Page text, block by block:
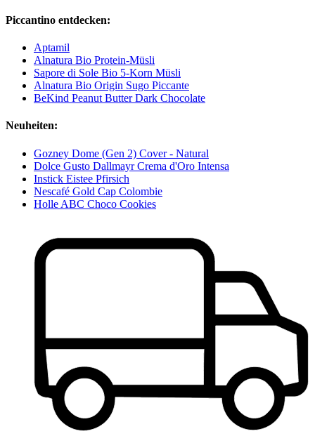
Piccantino entdecken:
Aptamil
Alnatura Bio Protein-Müsli
Sapore di Sole Bio 5-Korn Müsli
Alnatura Bio Origin Sugo Piccante
BeKind Peanut Butter Dark Chocolate
Neuheiten:
Gozney Dome (Gen 2) Cover - Natural
Dolce Gusto Dallmayr Crema d'Oro Intensa
Instick Eistee Pfirsich
Nescafé Gold Cap Colombie
Holle ABC Choco Cookies